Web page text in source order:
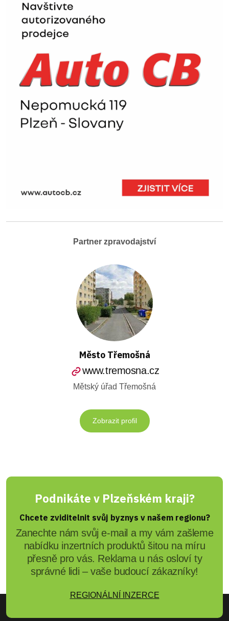
Partner zpravodajství
Město Třemošná
www.tremosna.cz
Mětský úřad Třemošná
Zobrazit profil
Podnikáte v Plzeňském kraji?
Chcete zviditelnit svůj byznys v našem regionu?
Zanechte nám svůj e-mail a my vám zašleme
nabídku inzertních produktů šitou na míru
přesně pro vás. Reklama u nás osloví ty
správné lidi – vaše budoucí zákazníky!
REGIONÁLNÍ INZERCE